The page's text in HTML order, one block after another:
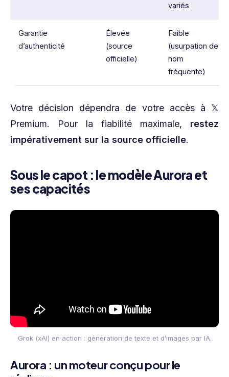
variés
Garantie
d’authenticité
Élevée
(source
officielle)
Faible
(usurpation de
nom
fréquente)
Votre décision dépendra de votre accès à 𝕏
Premium. Pour la fiabilité maximale, restez
impérativement sur la source officielle.
Sous le capot : le modèle Aurora et
ses capacités
Grok (xAI) en action : génération de texte et d’images par IA.
Aurora : un moteur conçu pour le